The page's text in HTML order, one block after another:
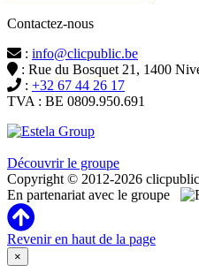
Contactez-nous
: info@clicpublic.be
: Rue du Bosquet 21, 1400
: +32 67 44 26 17
TVA : BE 0809.950.691
Découvrir le groupe
Copyright © 2012-2026
En partenariat avec le groupe
Revenir en haut de la page
×